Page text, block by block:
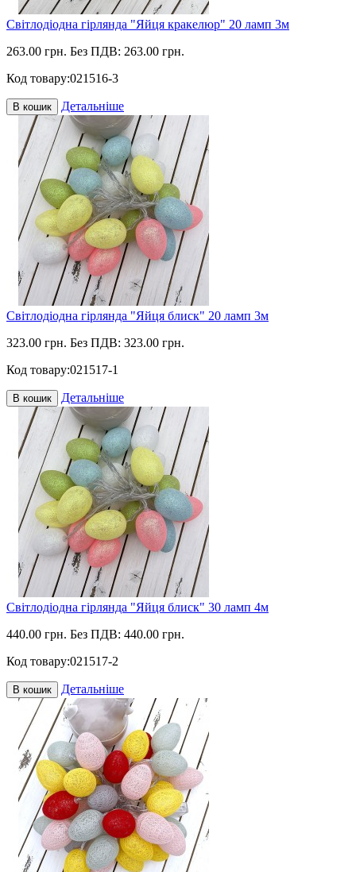
Світлодіодна гірлянда "Яйця кракелюр" 20 ламп 3м
263.00 грн. Без ПДВ: 263.00 грн.
Код товару:021516-3
В кошик Детальніше
Світлодіодна гірлянда "Яйця блиск" 20 ламп 3м
323.00 грн. Без ПДВ: 323.00 грн.
Код товару:021517-1
В кошик Детальніше
Світлодіодна гірлянда "Яйця блиск" 30 ламп 4м
440.00 грн. Без ПДВ: 440.00 грн.
Код товару:021517-2
В кошик Детальніше